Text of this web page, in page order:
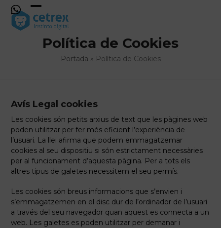
Skip
content
Open
mobile
menu
Close
mobile
menu
Política de Cookies
Portada » Política de Cookies
Avís Legal cookies
Les cookies són petits arxius de text que les pàgines web
poden utilitzar per fer més eficient l’experiència de
l’usuari. La llei afirma que podem emmagatzemar
cookies al seu dispositiu si són estrictament necessàries
per al funcionament d’aquesta pàgina. Per a tots els
altres tipus de galetes necessitem el seu permís.
Les cookies són breus informacions que s’envien i
s’emmagatzemen en el disc dur de l’ordinador de l’usuari
a través del seu navegador quan aquest es connecta a un
web. Les galetes es poden utilitzar per demanar i